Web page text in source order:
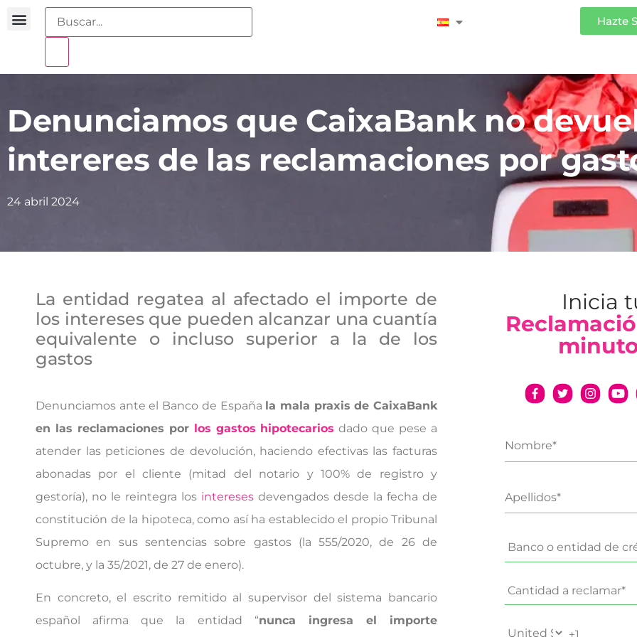
Hazte
Denunciamos que CaixaBank no
intereres de las reclamaciones por
24 abril 2024
La entidad regatea al afectado el importe de
los intereses que pueden alcanzar una cuantía
equivalente o incluso superior a la de los
gastos
Denunciamos ante el Banco de España la mala praxis de CaixaBank
en las reclamaciones porlos gastos hipotecarios dado que pese a
atender las peticiones de devolución, haciendo efectivas las facturas
abonadas por el cliente (mitad del notario y 100% de registro y
gestoría), no le reintegra los intereses devengados desde la fecha de
constitución de la hipoteca, como así ha establecido el propio Tribunal
Supremo en sus sentencias sobre gastos (la 555/2020, de 26 de
octubre, y la 35/2021, de 27 de enero).
En concreto, el escrito remitido al supervisor del sistema bancario
español afirma que la entidad “nunca ingresa el importe
Inicia